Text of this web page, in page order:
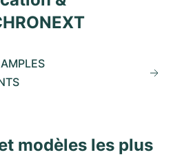
modèles les plus